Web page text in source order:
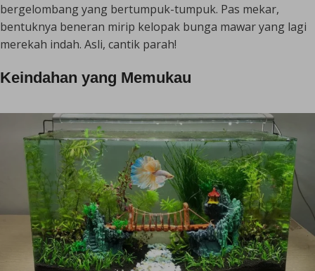
bergelombang yang bertumpuk-tumpuk. Pas mekar,
bentuknya beneran mirip kelopak bunga mawar yang lagi
merekah indah. Asli, cantik parah!
Keindahan yang Memukau